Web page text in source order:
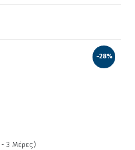
-28%
3 Μέρες)